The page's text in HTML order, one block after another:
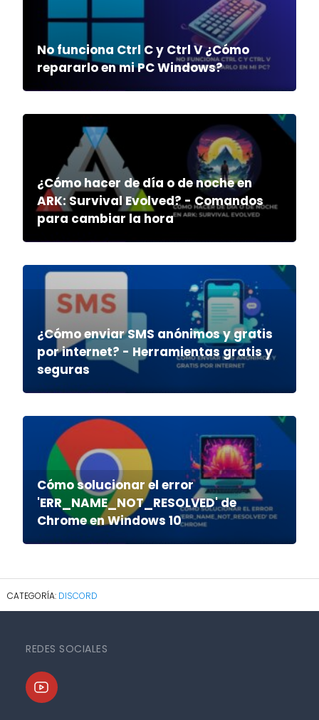
No funciona Ctrl C y Ctrl V ¿Cómo
repararlo en mi PC Windows?
¿Cómo hacer de día o de noche en
ARK: Survival Evolved? - Comandos
para cambiar la hora
¿Cómo enviar SMS anónimos y gratis
por internet? - Herramientas gratis y
seguras
Cómo solucionar el error
'ERR_NAME_NOT_RESOLVED' de
Chrome en Windows 10
DISCORD
REDES SOCIALES